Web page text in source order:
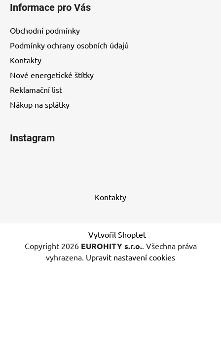
Informace pro Vás
Obchodní podmínky
Podmínky ochrany osobních údajů
Kontakty
Nové energetické štítky
Reklamační list
Nákup na splátky
Instagram
Kontakty
Vytvořil Shoptet
Copyright 2026 EUROHITY s.r.o.. Všechna práva
vyhrazena. Upravit nastavení cookies